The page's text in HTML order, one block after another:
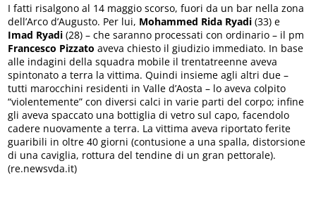
I fatti risalgono al 14 maggio scorso, fuori da un bar nella zona
dell’Arco d’Augusto. Per lui, Mohammed Rida Ryadi (33) e
Imad Ryadi (28) – che saranno processati con ordinario – il pm
Francesco Pizzato aveva chiesto il giudizio immediato. In base
alle indagini della squadra mobile il trentatreenne aveva
spintonato a terra la vittima. Quindi insieme agli altri due –
tutti marocchini residenti in Valle d’Aosta – lo aveva colpito
“violentemente” con diversi calci in varie parti del corpo; infine
gli aveva spaccato una bottiglia di vetro sul capo, facendolo
cadere nuovamente a terra. La vittima aveva riportato ferite
guaribili in oltre 40 giorni (contusione a una spalla, distorsione
di una caviglia, rottura del tendine di un gran pettorale).
(re.newsvda.it)